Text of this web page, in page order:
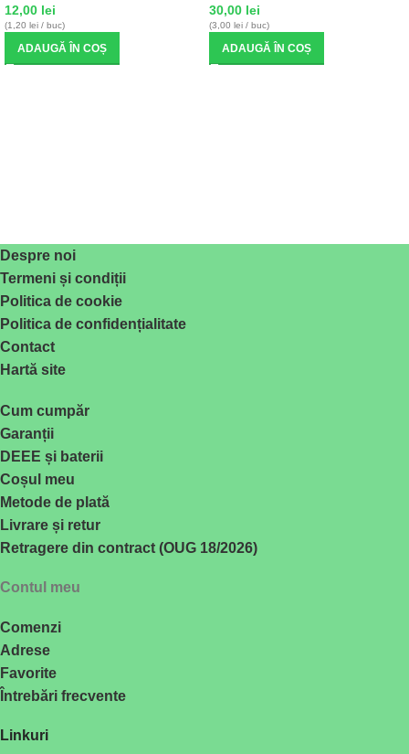
12,00 lei
(1,20 lei / buc)
ADAUGĂ ÎN COȘ
30,00 lei
(3,00 lei / buc)
ADAUGĂ ÎN COȘ
Despre noi
Termeni și condiții
Politica de cookie
Politica de confidențialitate
Contact
Hartă site
Cum cumpăr
Garanții
DEEE și baterii
Coșul meu
Metode de plată
Livrare și retur
Retragere din contract (OUG 18/2026)
Contul meu
Comenzi
Adrese
Favorite
Întrebări frecvente
Linkuri